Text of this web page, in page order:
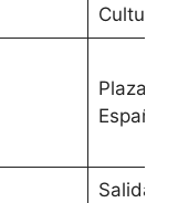
Cultura
Plaza de
España
Salida: